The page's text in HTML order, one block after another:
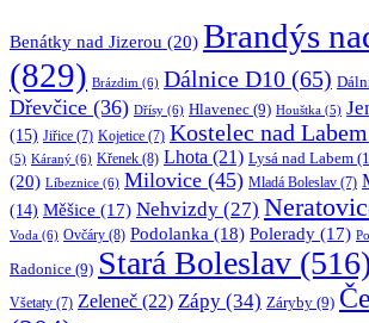
Benátky nad Jizerou (20) Brandýs
(829) Brázdim (6) Dálnice D10 (65)
Dřevčice (36) Dřísy (6) Hlavenec (9) Houštka (5)
(15) Jiřice (7) Kojetice (7) Kostelec nad Labem
(5) Káraný (6) Křenek (8) Lhota (21) Lysá nad Labem
(20) Líbeznice (6) Milovice (45) Mladá Boleslav (7)
(14) Měšice (17) Nehvizdy (27)
Voda (6) Ovčáry (8) Podolanka (18) Polerady (17)
Radonice (9) Stará Boleslav (516)
Všetaty (7) Zeleneč (22) Zápy (34) Záryby (9)